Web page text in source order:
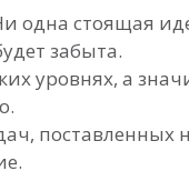
одна стоящая
забыта.
уровнях, а
поставленных